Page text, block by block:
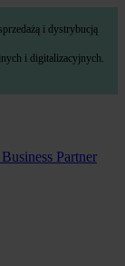
i dystrybucją
i digitalizacyjnych.